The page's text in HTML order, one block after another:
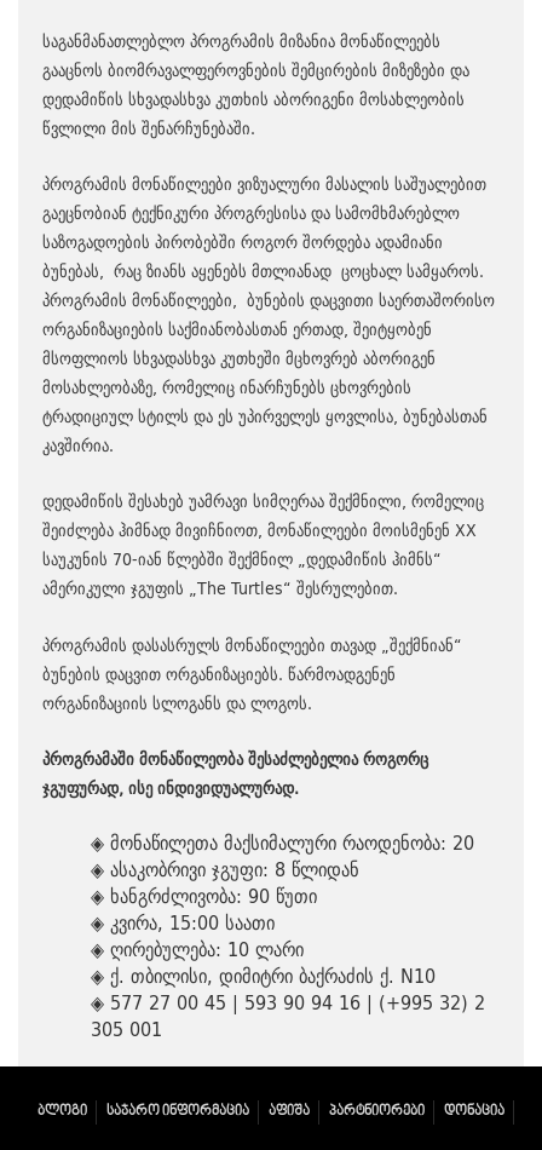
საგანმანათლებლო პროგრამის მიზანია მონაწილეებს
გააცნოს ბიომრავალფეროვნების შემცირების მიზეზები და
დედამიწის სხვადასხვა კუთხის აბორიგენი მოსახლეობის
წვლილი მის შენარჩუნებაში.
პროგრამის მონაწილეები ვიზუალური მასალის საშუალებით
გაეცნობიან ტექნიკური პროგრესისა და სამომხმარებლო
საზოგადოების პირობებში როგორ შორდება ადამიანი
ბუნებას, რაც ზიანს აყენებს მთლიანად ცოცხალ სამყაროს.
პროგრამის მონაწილეები, ბუნების დაცვითი საერთაშორისო
ორგანიზაციების საქმიანობასთან ერთად, შეიტყობენ
მსოფლიოს სხვადასხვა კუთხეში მცხოვრებ აბორიგენ
მოსახლეობაზე, რომელიც ინარჩუნებს ცხოვრების
ტრადიციულ სტილს და ეს უპირველეს ყოვლისა, ბუნებასთან
კავშირია.
დედამიწის შესახებ უამრავი სიმღერაა შექმნილი, რომელიც
შეიძლება ჰიმნად მივიჩნიოთ, მონაწილეები მოისმენენ XX
საუკუნის 70-იან წლებში შექმნილ „დედამიწის ჰიმნს“
ამერიკული ჯგუფის „The Turtles“ შესრულებით.
პროგრამის დასასრულს მონაწილეები თავად „შექმნიან“
ბუნების დაცვით ორგანიზაციებს. წარმოადგენენ
ორგანიზაციის სლოგანს და ლოგოს.
პროგრამაში მონაწილეობა შესაძლებელია როგორც
ჯგუფურად, ისე ინდივიდუალურად.
◈ მონაწილეთა მაქსიმალური რაოდენობა: 20
◈ ასაკობრივი ჯგუფი: 8 წლიდან
◈ ხანგრძლივობა: 90 წუთი
◈ კვირა, 15:00 საათი
◈ ღირებულება: 10 ლარი
◈ ქ. თბილისი, დიმიტრი ბაქრაძის ქ. N10
◈ 577 27 00 45 | 593 90 94 16 | (+995 32) 2
305 001
ᲑᲚᲝᲒᲘ ᲡᲐᲯᲐᲠᲝ ᲘᲜᲤᲝᲠᲛᲐᲪᲘᲐ ᲐᲤᲘᲨᲐ ᲞᲐᲠᲢᲜᲘᲝᲠᲔᲑᲘ ᲓᲝᲜᲐᲪᲘᲐ